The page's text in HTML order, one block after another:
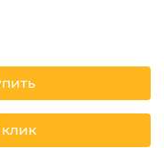
клик